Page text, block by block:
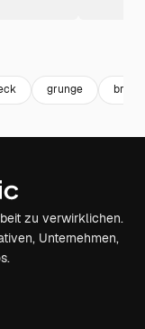
grunge brush
zu verwirklichen.
Unternehmen,